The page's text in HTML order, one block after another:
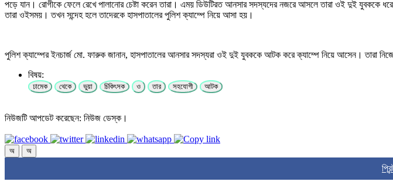
পড়ে যান। রোগীকে ফেলে রেখে পালানোর চেষ্টা করেন তারা। এময় ডিউটিরত আনসার সদস্যদের নজরে আসলে তারা ওই দুই যুবককে
তারা ওইসময়। তখন সন্দেহ হলে তাদেরকে হাসপাতালের পুলিশ ক্যাম্পে নিয়ে আসা হয়।
পুলিশ ক্যাম্পের ইনচার্জ মো. ফারুক জানান, হাসপাতালের আনসার সদস্যরা ওই দুই যুবককে আটক করে ক্যাম্পে নিয়ে আসেন। তারা
বিষয়:
ঢামেক থেকে ভুয়া চিকিৎসক ও তার সহযোগী আটক
নিউজটি আপডেট করেছেন: নিউজ ডেস্ক।
অ অ